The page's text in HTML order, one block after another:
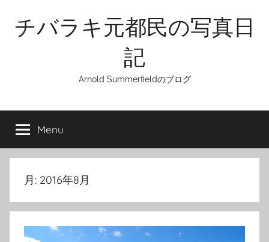
content
チバラキ元都民の写真日
記
Arnold Summerfieldのブログ
Menu
月: 2016年8月